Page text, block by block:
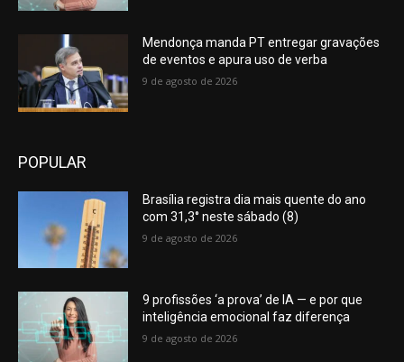
Mendonça manda PT entregar gravações
de eventos e apura uso de verba
9 de agosto de 2026
POPULAR
Brasília registra dia mais quente do ano
com 31,3° neste sábado (8)
9 de agosto de 2026
9 profissões ‘a prova’ de IA — e por que
inteligência emocional faz diferença
9 de agosto de 2026